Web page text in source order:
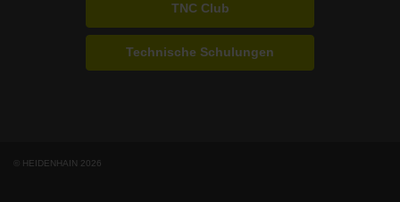
TNC Club
Technische Schulungen
© HEIDENHAIN 2026